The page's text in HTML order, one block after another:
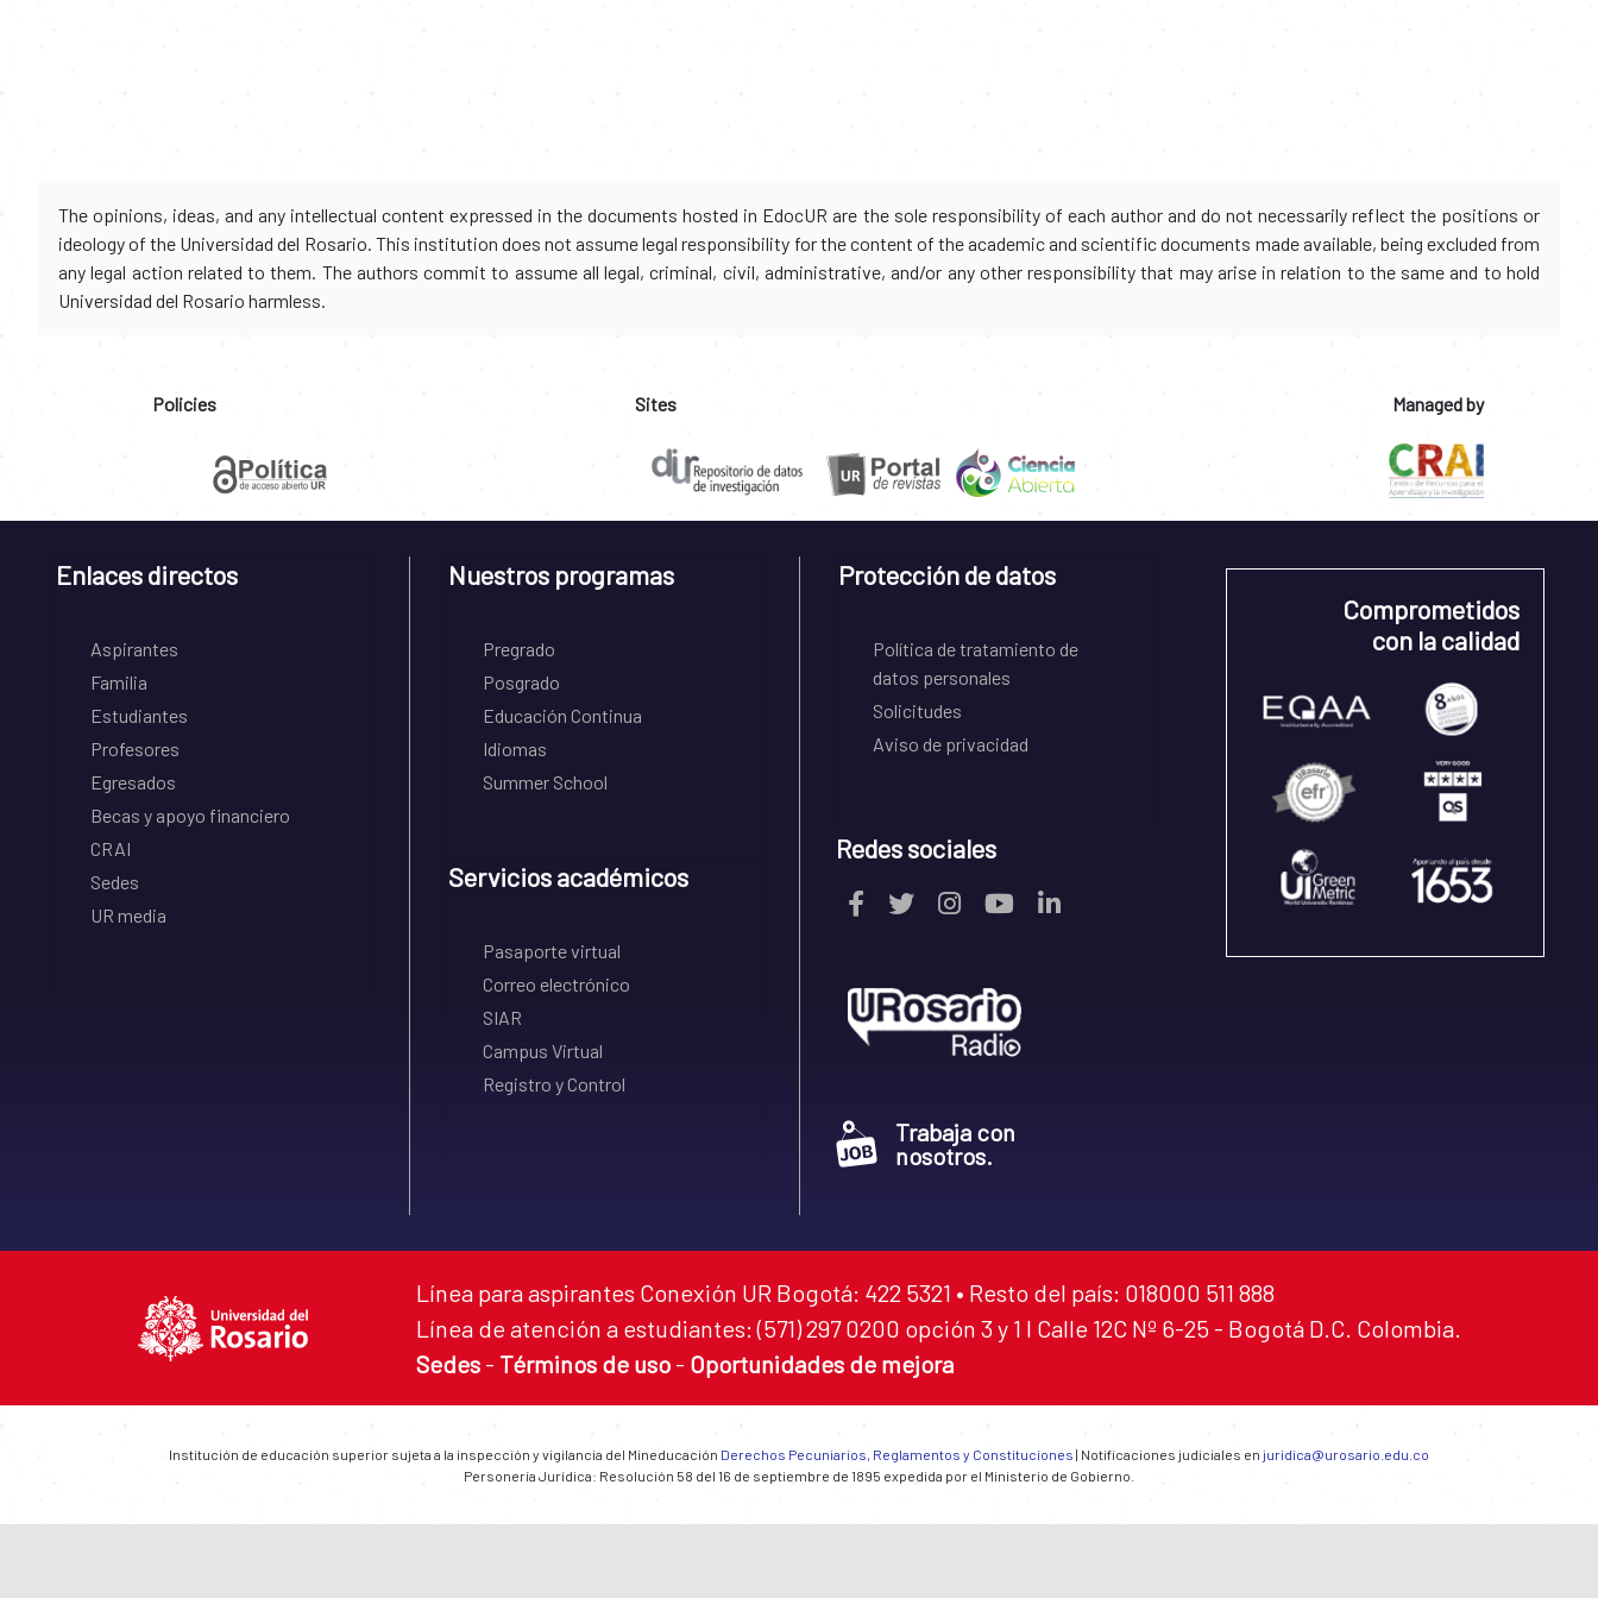
The opinions, ideas, and any intellectual content expressed in the documents hosted in EdocUR are the sole responsibility of each author and do not necessarily reflect the positions or
ideology of the Universidad del Rosario. This institution does not assume legal responsibility for the content of the academic and scientific documents made available, being excluded from
any legal action related to them. The authors commit to assume all legal, criminal, civil, administrative, and/or any other responsibility that may arise in relation to the same and to hold
Universidad del Rosario harmless.
Policies Sites Managed by
Enlaces directos
Aspirantes
Familia
Estudiantes
Profesores
Egresados
Becas y apoyo financiero
CRAI
Sedes
UR media
Nuestros programas
Pregrado
Posgrado
Educación Continua
Idiomas
Summer School
Servicios académicos
Pasaporte virtual
Correo electrónico
SIAR
Campus Virtual
Registro y Control
Protección de datos
Política de tratamiento de
datos personales
Solicitudes
Aviso de privacidad
Redes sociales
Trabaja con
nosotros.
Comprometidos
con la calidad
Línea para aspirantes Conexión UR Bogotá: 422 5321 • Resto del país: 018000 511 888
Línea de atención a estudiantes: (571) 297 0200 opción 3 y 1 I Calle 12C Nº 6-25 - Bogotá D.C. Colombia.
Sedes - Términos de uso - Oportunidades de mejora
Institución de educación superior sujeta a la inspección y vigilancia del Mineducación Derechos Pecuniarios, Reglamentos y Constituciones | Notificaciones judiciales en juridica@urosario.edu.co
Personería Jurídica: Resolución 58 del 16 de septiembre de 1895 expedida por el Ministerio de Gobierno.